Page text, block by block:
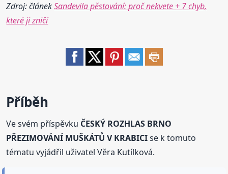
Zdroj: článekSandevila pěstování: proč nekvete + 7 chyb,
které ji zničí
Příběh
Ve svém příspěvku ČESKÝ ROZHLAS BRNO
PŘEZIMOVÁNÍ MUŠKÁTŮ V KRABICIse k tomuto
tématu vyjádřil uživatel Věra Kutílková.